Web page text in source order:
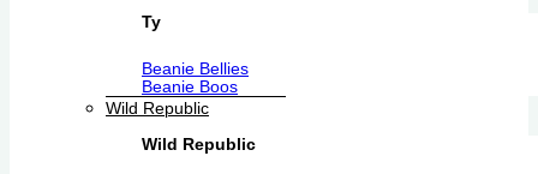
Ty
Beanie Bellies
Beanie Boos
Wild Republic
Wild Republic